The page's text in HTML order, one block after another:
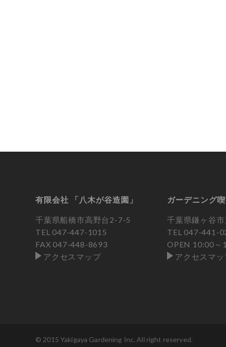
有限会社 「八木が谷造園」
千葉県船橋市高野台2-7-5
TEL047-447-1015
FAX 047-448-8693
アクセスマップ
ガーデニング
千葉県鎌ヶ谷
TEL047-441-
OPEN 10:00～
アクセスマ
© 2015 Yakigaya Gardening Inc. All right reserved.